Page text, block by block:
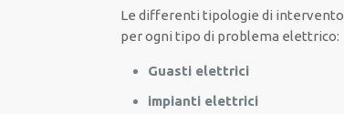
Ledifferenti tipologie di intervento
perogni tipo di problema elettrico:
Guasti elettrici
impianti elettrici